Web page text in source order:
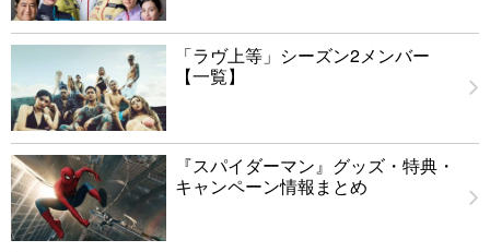
「ラヴ上等」シーズン2メンバー
【一覧】
『スパイダーマン』グッズ・特典・
キャンペーン情報まとめ